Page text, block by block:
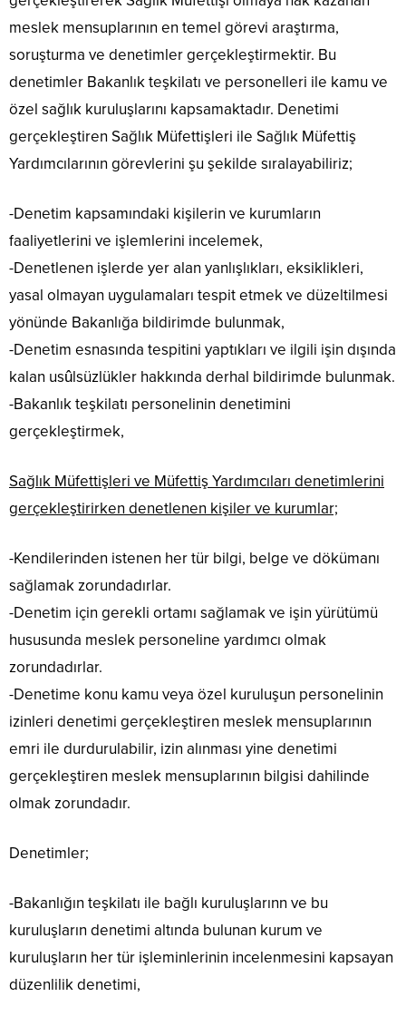
meslek mensuplarının en temel görevi araştırma,
soruşturma ve denetimler gerçekleştirmektir. Bu
denetimler Bakanlık teşkilatı ve personelleri ile kamu ve
özel sağlık kuruluşlarını kapsamaktadır. Denetimi
gerçekleştiren Sağlık Müfettişleri ile Sağlık Müfettiş
Yardımcılarının görevlerini şu şekilde sıralayabiliriz;
-Denetim kapsamındaki kişilerin ve kurumların
faaliyetlerini ve işlemlerini incelemek,
-Denetlenen işlerde yer alan yanlışlıkları, eksiklikleri,
yasal olmayan uygulamaları tespit etmek ve düzeltilmesi
yönünde Bakanlığa bildirimde bulunmak,
-Denetim esnasında tespitini yaptıkları ve ilgili işin dışında
kalan usûlsüzlükler hakkında derhal bildirimde bulunmak.
-Bakanlık teşkilatı personelinin denetimini
gerçekleştirmek,
Sağlık Müfettişleri ve Müfettiş Yardımcıları denetimlerini
gerçekleştirirken denetlenen kişiler ve kurumlar;
-Kendilerinden istenen her tür bilgi, belge ve dökümanı
sağlamak zorundadırlar.
-Denetim için gerekli ortamı sağlamak ve işin yürütümü
hususunda meslek personeline yardımcı olmak
zorundadırlar.
-Denetime konu kamu veya özel kuruluşun personelinin
izinleri denetimi gerçekleştiren meslek mensuplarının
emri ile durdurulabilir, izin alınması yine denetimi
gerçekleştiren meslek mensuplarının bilgisi dahilinde
olmak zorundadır.
Denetimler;
-Bakanlığın teşkilatı ile bağlı kuruluşlarınn ve bu
kuruluşların denetimi altında bulunan kurum ve
kuruluşların her tür işleminlerinin incelenmesini kapsayan
düzenlilik denetimi,